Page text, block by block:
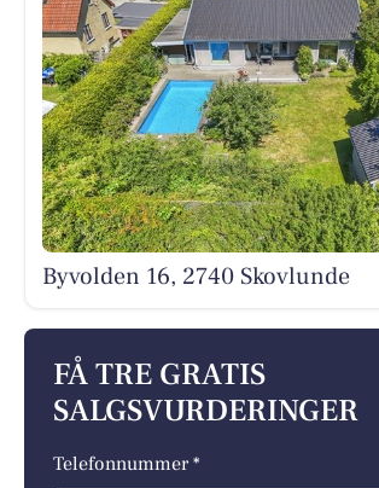
Byvolden 16, 2740 Skovlunde
FÅ TRE GRATIS
SALGSVURDERINGER
Telefonnummer *